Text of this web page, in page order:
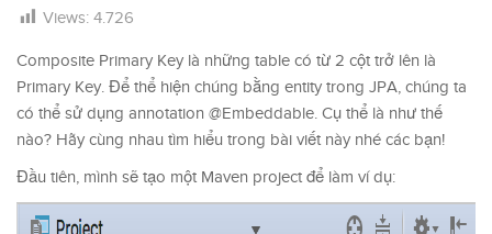
Views: 4.726
Composite Primary Key là những table có từ 2 cột trở lên là
Primary Key. Để thể hiện chúng bằng entity trong JPA, chúng ta
có thể sử dụng annotation @Embeddable. Cụ thể là như thế
nào? Hãy cùng nhau tìm hiểu trong bài viết này nhé các bạn!
Đầu tiên, mình sẽ tạo một Maven project để làm ví dụ: